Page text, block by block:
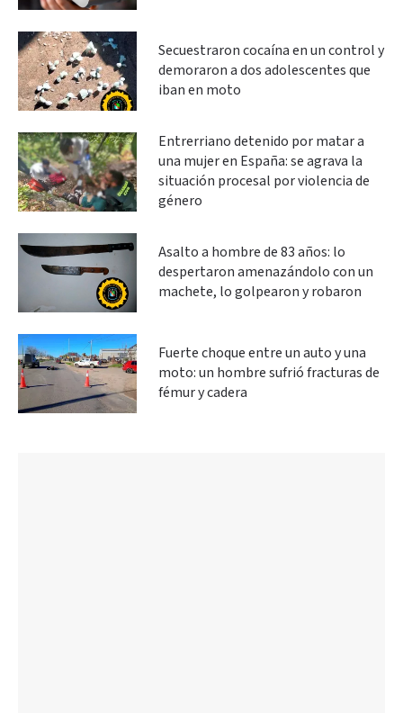
Secuestraron cocaína en un control y
demoraron a dos adolescentes que
iban en moto
Entrerriano detenido por matar a
una mujer en España: se agrava la
situación procesal por violencia de
género
Asalto a hombre de 83 años: lo
despertaron amenazándolo con un
machete, lo golpearon y robaron
Fuerte choque entre un auto y una
moto: un hombre sufrió fracturas de
fémur y cadera